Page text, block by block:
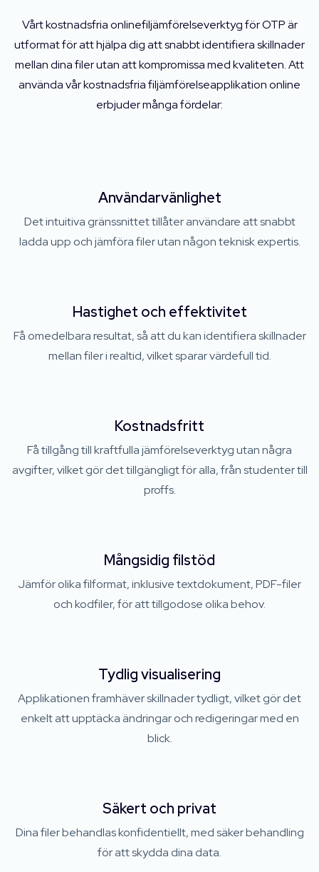
Vårt kostnadsfria onlinefiljämförelseverktyg för OTP är
utformat för att hjälpa dig att snabbt identifiera skillnader
mellan dina filer utan att kompromissa med kvaliteten. Att
använda vår kostnadsfria filjämförelseapplikation online
erbjuder många fördelar:
Användarvänlighet
Det intuitiva gränssnittet tillåter användare att snabbt
ladda upp och jämföra filer utan någon teknisk expertis.
Hastighet och effektivitet
Få omedelbara resultat, så att du kan identifiera skillnader
mellan filer i realtid, vilket sparar värdefull tid.
Kostnadsfritt
Få tillgång till kraftfulla jämförelseverktyg utan några
avgifter, vilket gör det tillgängligt för alla, från studenter till
proffs.
Mångsidig filstöd
Jämför olika filformat, inklusive textdokument, PDF-filer
och kodfiler, för att tillgodose olika behov.
Tydlig visualisering
Applikationen framhäver skillnader tydligt, vilket gör det
enkelt att upptäcka ändringar och redigeringar med en
blick.
Säkert och privat
Dina filer behandlas konfidentiellt, med säker behandling
för att skydda dina data.